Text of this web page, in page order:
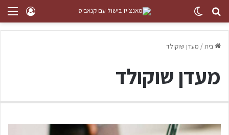
בית/ מעדן שוקולד
מעדן שוקולד